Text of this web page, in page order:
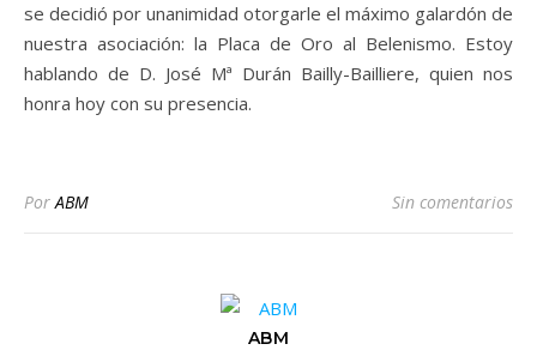
se decidió por unanimidad otorgarle el máximo galardón de
nuestra asociación: la Placa de Oro al Belenismo. Estoy
hablando de D. José Mª Durán Bailly-Bailliere, quien nos
honra hoy con su presencia.
PorABM Sin comentarios
ABM